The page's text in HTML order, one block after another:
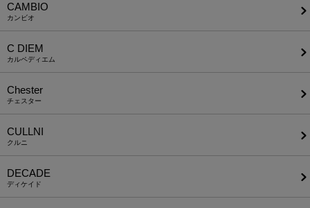
CAMBIO
カンビオ
C DIEM
カルペディエム
Chester
チェスター
CULLNI
クルニ
DECADE
ディケイド